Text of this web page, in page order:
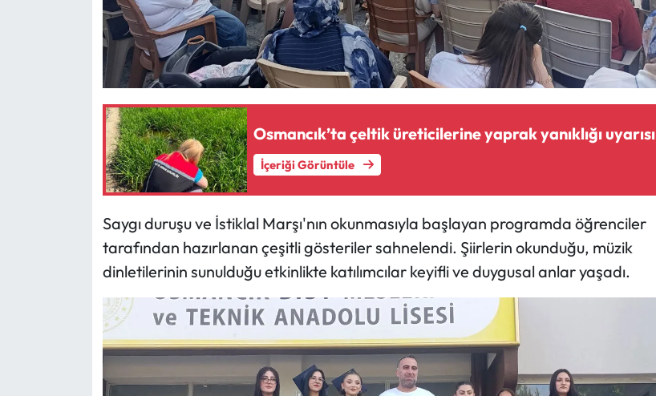
Osmancık’ta çeltik üreticilerine yaprak yanıklığı uyarısı
İçeriği Görüntüle
Saygı duruşu ve İstiklal Marşı'nın okunmasıyla başlayan programda öğrenciler
tarafından hazırlanan çeşitli gösteriler sahnelendi. Şiirlerin okunduğu, müzik
dinletilerinin sunulduğu etkinlikte katılımcılar keyifli ve duygusal anlar yaşadı.
Resmi İlan
Resmi Reklam
Sungurlu Haberleri
Uğurludağ Haberleri
Yayla Haber